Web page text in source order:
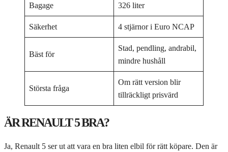
Bagage 326 liter
Säkerhet 4 stjärnor i Euro NCAP
Bäst för
Stad, pendling, andrabil,
mindre hushåll
Största fråga
Om rätt version blir
tillräckligt prisvärd
ÄR RENAULT 5 BRA?
Ja, Renault 5 ser ut att vara en bra liten elbil för rätt köpare. Den är